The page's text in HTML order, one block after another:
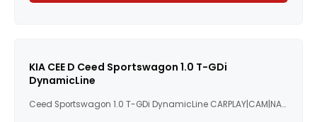
Kilometerstand
Vermogen
KIA CEE D Ceed Sportswagon 1.0 T-GDi
DynamicLine
Ceed Sportswagon 1.0 T-GDi DynamicLine CARPLAY|CAM|NAV|AD...